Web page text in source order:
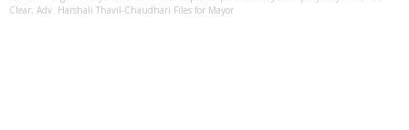
Clear; Adv. Harshali Thavil-Chaudhari Files for Mayor